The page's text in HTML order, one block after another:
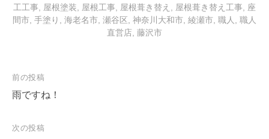
工工事
屋根塗装 屋根工事 屋根葺き替え 屋根葺き替え工事
座
間市 手塗り 海老名市 瀬谷区 神奈川大和市 綾瀬市 職人
職人
直営店 藤沢市
投
稿
ビ
前の投稿
雨ですね！
次の投稿